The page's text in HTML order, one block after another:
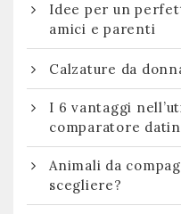
Idee per un
amici e parenti
Calzature da
I 6 vantaggi
comparatore
Animali da
scegliere?